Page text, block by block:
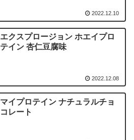
2022.12.10
エクスプロージョン ホエイプロ
テイン 杏仁豆腐味
2022.12.08
マイプロテイン ナチュラルチョ
コレート